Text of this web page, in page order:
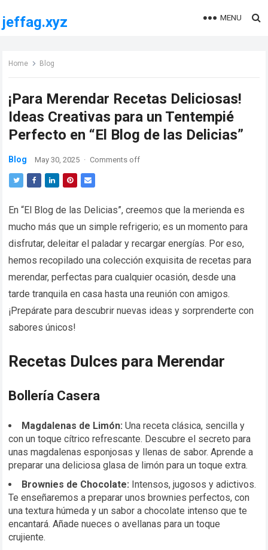
jeffag.xyz MENU
Home Blog
¡Para Merendar Recetas Deliciosas!
Ideas Creativas para un Tentempié
Perfecto en “El Blog de las Delicias”
Blog May 30, 2025 · Comments off
En “El Blog de las Delicias”, creemos que la merienda es
mucho más que un simple refrigerio; es un momento para
disfrutar, deleitar el paladar y recargar energías. Por eso,
hemos recopilado una colección exquisita de recetas para
merendar, perfectas para cualquier ocasión, desde una
tarde tranquila en casa hasta una reunión con amigos.
¡Prepárate para descubrir nuevas ideas y sorprenderte con
sabores únicos!
Recetas Dulces para Merendar
Bollería Casera
Magdalenas de Limón: Una receta clásica, sencilla y
con un toque cítrico refrescante. Descubre el secreto para
unas magdalenas esponjosas y llenas de sabor. Aprende a
preparar una deliciosa glasa de limón para un toque extra.
Brownies de Chocolate: Intensos, jugosos y adictivos.
Te enseñaremos a preparar unos brownies perfectos, con
una textura húmeda y un sabor a chocolate intenso que te
encantará. Añade nueces o avellanas para un toque
crujiente.